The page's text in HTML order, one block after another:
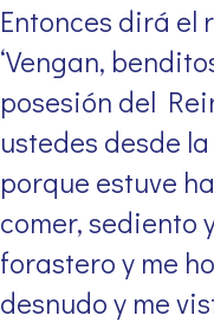
Entonces dirá el
‘Vengan,
posesión del
ustedes desde
porque estuve
comer, sediento
forastero y me
desnudo y me